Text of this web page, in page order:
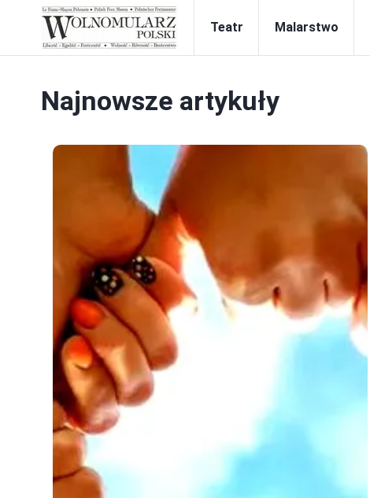
Teatr Malarstwo
Najnowsze artykuły